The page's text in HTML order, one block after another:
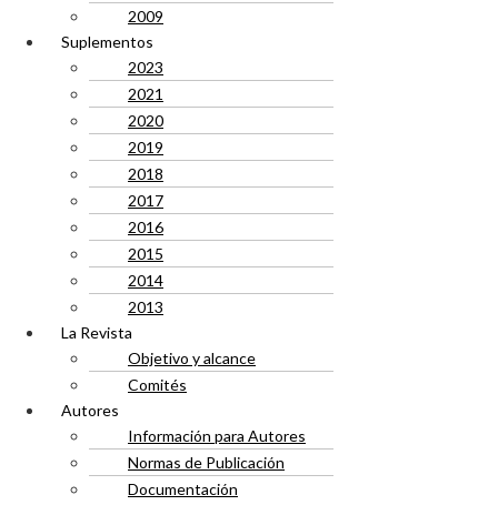
2009
Suplementos
2023
2021
2020
2019
2018
2017
2016
2015
2014
2013
La Revista
Objetivo y alcance
Comités
Autores
Información para Autores
Normas de Publicación
Documentación